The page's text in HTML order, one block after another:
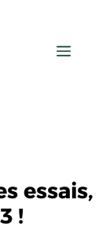
Menu
essais,
!